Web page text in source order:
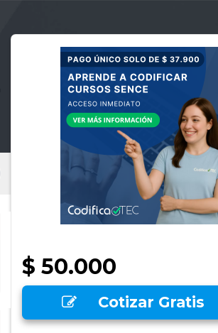
$ 50.000
Cotizar Gratis